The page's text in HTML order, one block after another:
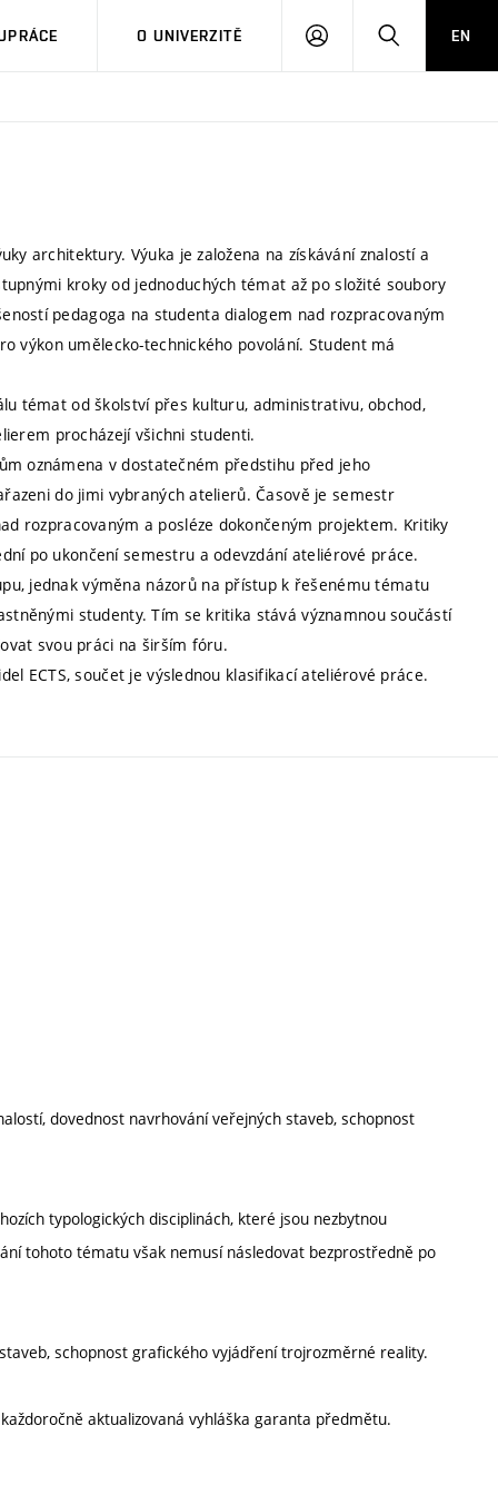
O UNIVERZITĚ
PŘIHLÁSIT HLEDATEN
architektury. Výuka je založena na získávání znalostí a
kroky od jednoduchých témat až po složité soubory
pedagoga na studenta dialogem nad rozpracovaným
výkon umělecko-technického povolání. Student má
témat od školství přes kulturu, administrativu, obchod,
procházejí všichni studenti.
oznámena v dostatečném předstihu před jeho
do jimi vybraných atelierů. Časově je semestr
rozpracovaným a posléze dokončeným projektem. Kritiky
po ukončení semestru a odevzdání ateliérové práce.
jednak výměna názorů na přístup k řešenému tématu
studenty. Tím se kritika stává významnou součástí
svou práci na širším fóru.
ECTS, součet je výslednou klasifikací ateliérové práce.
dovednost navrhování veřejných staveb, schopnost
typologických disciplinách, které jsou nezbytnou
tohoto tématu však nemusí následovat bezprostředně po
schopnost grafického vyjádření trojrozměrné reality.
aktualizovaná vyhláška garanta předmětu.